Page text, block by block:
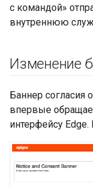
с командой»
внутреннюю
Изменение
Баннер согласия
впервые
интерфейсу